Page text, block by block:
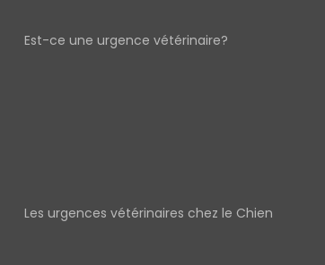
Est-ce une urgence vétérinaire?
Les urgences vétérinaires chez le Chien